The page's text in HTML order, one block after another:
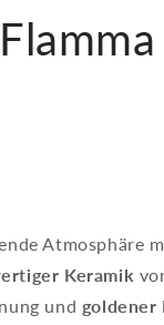
Atmosphäre
Keramik
und goldener